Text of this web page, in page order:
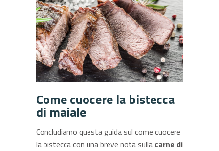
Come cuocere la bistecca
di maiale
Concludiamo questa guida sul come cuocere
la bistecca con una breve nota sulla carne di